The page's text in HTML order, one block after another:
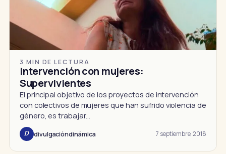
3 MIN DE LECTURA
Intervención con mujeres:
Supervivientes
El principal objetivo de los proyectos de intervención
con colectivos de mujeres que han sufrido violencia de
género, es trabajar…
D divulgacióndinámica 7 septiembre, 2018